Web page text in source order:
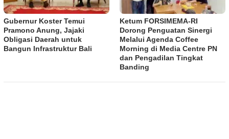
Gubernur Koster Temui
Pramono Anung, Jajaki
Obligasi Daerah untuk
Bangun Infrastruktur Bali
​Ketum FORSIMEMA-RI
Dorong Penguatan Sinergi
Melalui Agenda Coffee
Morning di Media Centre PN
dan Pengadilan Tingkat
Banding